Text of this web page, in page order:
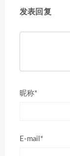
发表回复
昵称*
E-mail*